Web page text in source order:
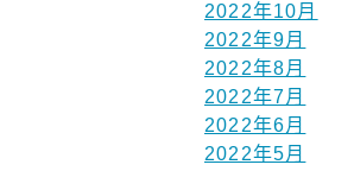
2022年10月
2022年9月
2022年8月
2022年7月
2022年6月
2022年5月